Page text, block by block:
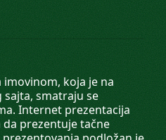
imovinom, koja je na
sajta, smatraju se
Internet prezentacija
prezentuje tačne